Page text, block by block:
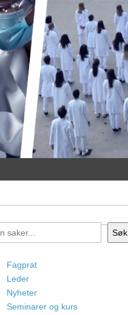
Søk
Fagprat
Leder
Nyheter
Seminarer og kurs